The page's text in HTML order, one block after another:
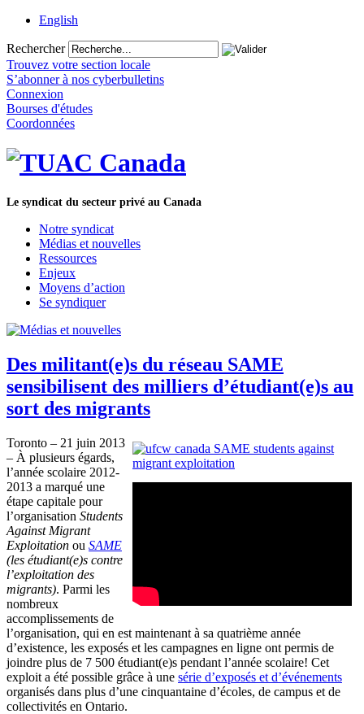
English
Rechercher
Trouvez votre section locale
S’abonner à nos cyberbulletins
Connexion
Bourses d'études
Coordonnées
Le syndicat du secteur privé au Canada
Notre syndicat
Médias et nouvelles
Ressources
Enjeux
Moyens d’action
Se syndiquer
Des militant(e)s du réseau SAME
sensibilisent des milliers d’étudiant(e)s au
sort des migrants
Toronto – 21 juin 2013
– À plusieurs égards,
l’année scolaire 2012-
2013 a marqué une
étape capitale pour
l’organisation Students
Against Migrant
Exploitation ou SAME
(les étudiant(e)s contre
l’exploitation des
migrants). Parmi les
nombreux
accomplissements de
l’organisation, qui en est maintenant à sa quatrième année
d’existence, les exposés et les campagnes en ligne ont permis de
joindre plus de 7 500 étudiant(e)s pendant l’année scolaire! Cet
exploit a été possible grâce à une série d’exposés et d’événements
organisés dans plus d’une cinquantaine d’écoles, de campus et de
collectivités en Ontario.